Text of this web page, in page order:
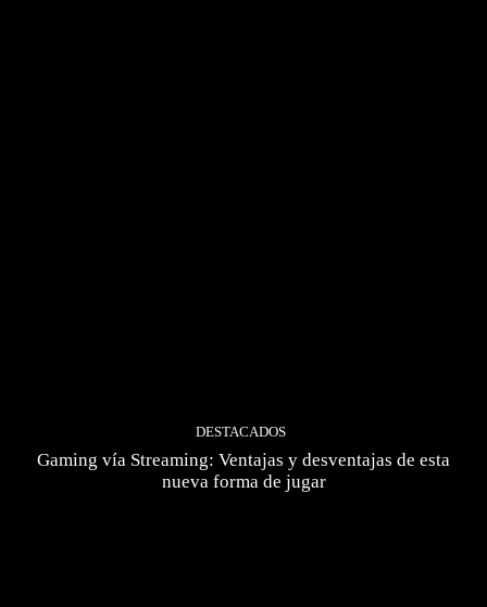
DESTACADOS
Gaming vía Streaming: Ventajas y desventajas de esta
nueva forma de jugar